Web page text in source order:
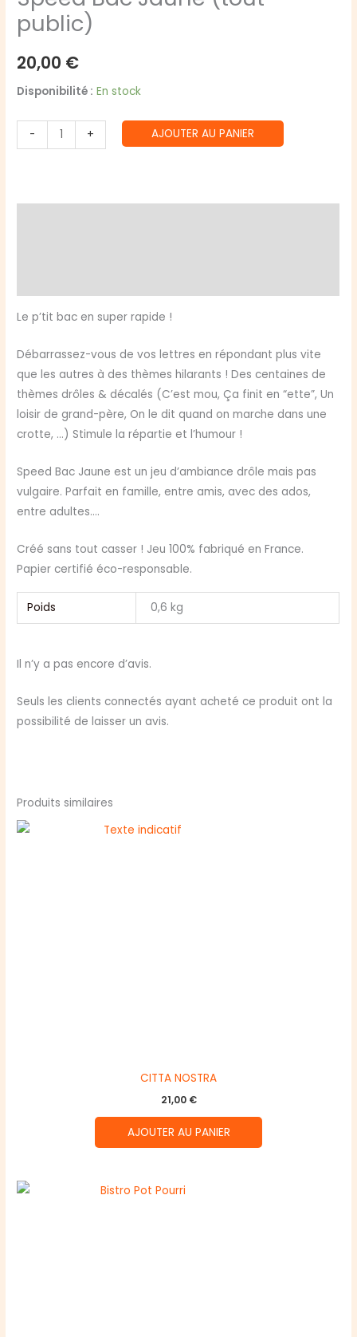
public)
20,00 €
Disponibilité : En stock
-
quantité
de
+ AJOUTER AU PANIER
Le p’tit bac en super rapide !
Débarrassez-vous de vos lettres en répondant plus vite
que les autres à des thèmes hilarants ! Des centaines de
thèmes drôles & décalés (C’est mou, Ça finit en “ette”, Un
loisir de grand-père, On le dit quand on marche dans une
crotte, …) Stimule la répartie et l’humour !
Speed Bac Jaune est un jeu d’ambiance drôle mais pas
vulgaire. Parfait en famille, entre amis, avec des ados,
entre adultes….
Créé sans tout casser ! Jeu 100% fabriqué en France.
Papier certifié éco-responsable.
Poids 0,6 kg
Il n’y a pas encore d’avis.
Seuls les clients connectés ayant acheté ce produit ont la
possibilité de laisser un avis.
Produits similaires
CITTA NOSTRA
21,00 €
AJOUTER AU PANIER